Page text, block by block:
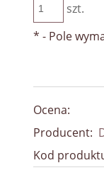
szt.
* - Pole
Ocena:
Producent:
Kod